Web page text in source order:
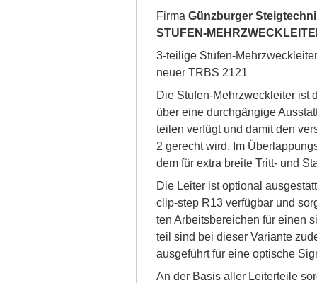
Firma Günzburger
STUFEN-
3-tei­li­ge Stu­fen-
neu­er TRBS 2121
Die Stu­fen-Mehr­zweck­lei­ter ist
über ei­ne durch­gän­gi­ge
tei­len ver­fügt und da­mit den
2 ge­recht wird. Im
dem für ex­t­ra brei­te Tritt- und
Die Lei­ter ist op­tio­nal
clip-step R13 ver­füg­bar und
ten Ar­beits­be­rei­chen für ei­nen
teil sind bei die­ser Va­ri­an­te
aus­ge­führt für ei­ne op­ti­sche
An der Ba­sis al­ler Lei­ter­tei­le